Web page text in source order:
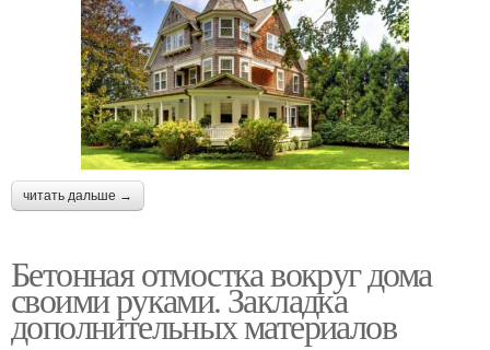
читать дальше →
Бетонная отмостка вокруг дома
своими руками. Закладка
дополнительных материалов